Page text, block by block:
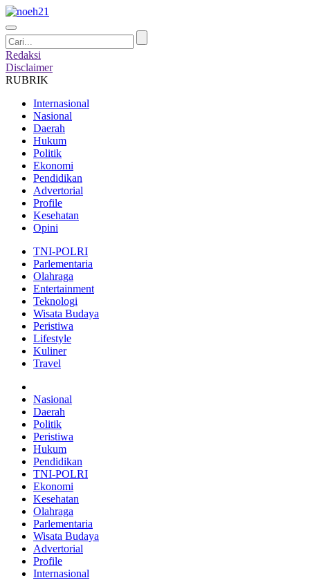
Redaksi
Disclaimer
RUBRIK
Internasional
Nasional
Daerah
Hukum
Politik
Ekonomi
Pendidikan
Advertorial
Profile
Kesehatan
Opini
TNI-POLRI
Parlementaria
Olahraga
Entertainment
Teknologi
Wisata Budaya
Peristiwa
Lifestyle
Kuliner
Travel
Nasional
Daerah
Politik
Peristiwa
Hukum
Pendidikan
TNI-POLRI
Ekonomi
Kesehatan
Olahraga
Parlementaria
Wisata Budaya
Advertorial
Profile
Internasional